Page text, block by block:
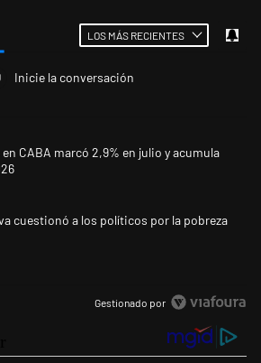
LOS MÁS RECIENTES
Inicie la conversación
artículos con más comentarios en los últimos
con el título "La inflación en CABA marcó
CABA marcó 2,9% en julio y acumula
con el título "García Cuerva cuestionó a los
cuestionó a los políticos por la pobreza
Gestionado por